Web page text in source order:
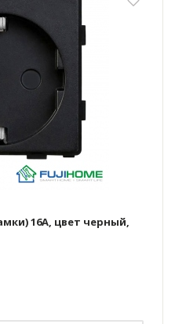
16А, цвет черный,